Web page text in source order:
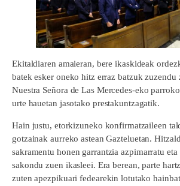
Ekitaldiaren amaieran, bere ikaskideak
batek esker oneko hitz erraz batzuk
Nuestra Señora de Las Mercedes-eko
urte hauetan jasotako prestakuntzagatik.
Hain justu, etorkizuneko konfirmatzaileen
gotzainak aurreko astean Gazteluetan.
sakramentu honen garrantzia azpimarratu eta
sakondu zuen ikasleei. Era berean, parte
zuten apezpikuari fedearekin lotutako